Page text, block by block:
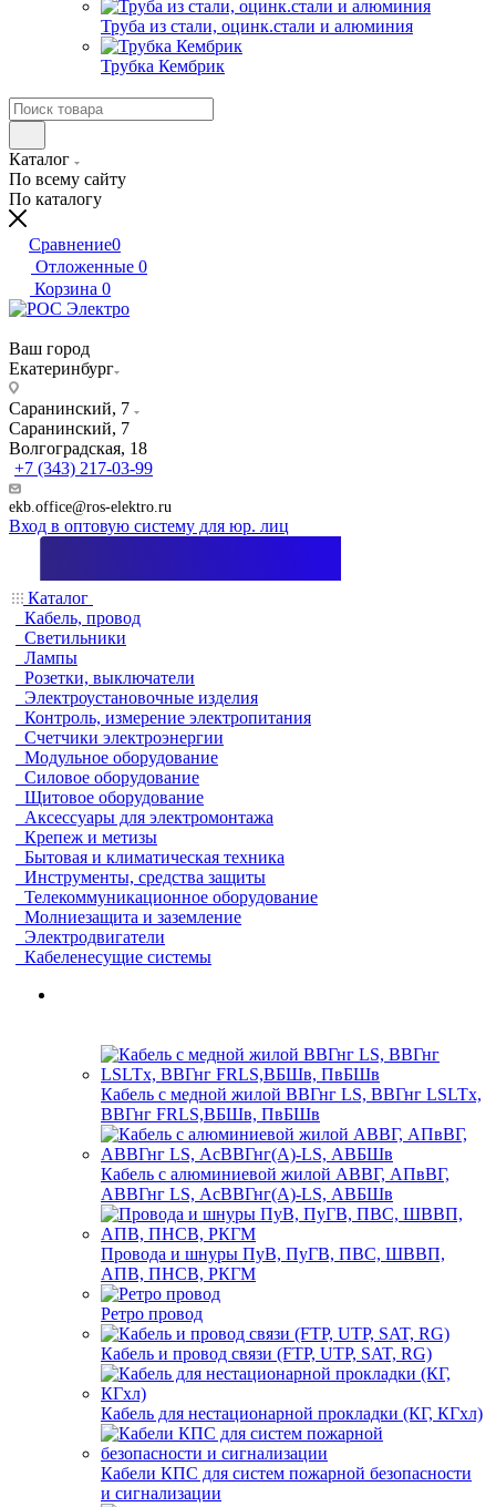
Труба из стали, оцинк.стали и алюминия
Трубка Кембрик
Каталог
По всему сайту
По каталогу
Сравнение0
Отложенные 0
Корзина 0
Ваш город
Екатеринбург
Саранинский, 7
Саранинский, 7
Волгоградская, 18
+7 (343) 217-03-99
ekb.office@ros-elektro.ru
Вход в оптовую систему для юр. лиц
Каталог
Кабель, провод
Светильники
Лампы
Розетки, выключатели
Электроустановочные изделия
Контроль, измерение электропитания
Счетчики электроэнергии
Модульное оборудование
Силовое оборудование
Щитовое оборудование
Аксессуары для электромонтажа
Крепеж и метизы
Бытовая и климатическая техника
Инструменты, средства защиты
Телекоммуникационное оборудование
Молниезащита и заземление
Электродвигатели
Кабеленесущие системы
Кабель с медной жилой ВВГнг LS, ВВГнг LSLTx,
ВВГнг FRLS,ВБШв, ПвБШв
Кабель с алюминиевой жилой АВВГ, АПвВГ,
АВВГнг LS, АсВВГнг(А)-LS, АВБШв
Провода и шнуры ПуВ, ПуГВ, ПВС, ШВВП,
АПВ, ПНСВ, РКГМ
Ретро провод
Кабель и провод связи (FTP, UTP, SAT, RG)
Кабель для нестационарной прокладки (КГ, КГхл)
Кабели КПС для систем пожарной безопасности
и сигнализации